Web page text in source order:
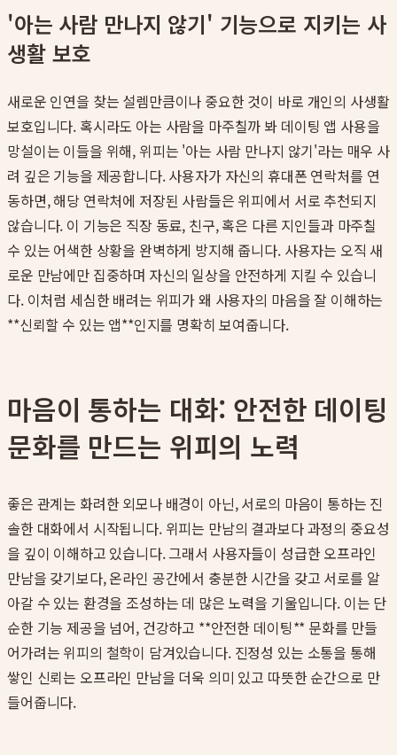
'아는 사람 만나지 않기' 기능으로 지키는 사
생활 보호
새로운 인연을 찾는 설렘만큼이나 중요한 것이 바로 개인의 사생활
보호입니다. 혹시라도 아는 사람을 마주칠까 봐 데이팅 앱 사용을
망설이는 이들을 위해, 위피는 '아는 사람 만나지 않기'라는 매우 사
려 깊은 기능을 제공합니다. 사용자가 자신의 휴대폰 연락처를 연
동하면, 해당 연락처에 저장된 사람들은 위피에서 서로 추천되지
않습니다. 이 기능은 직장 동료, 친구, 혹은 다른 지인들과 마주칠
수 있는 어색한 상황을 완벽하게 방지해 줍니다. 사용자는 오직 새
로운 만남에만 집중하며 자신의 일상을 안전하게 지킬 수 있습니
다. 이처럼 세심한 배려는 위피가 왜 사용자의 마음을 잘 이해하는
**신뢰할 수 있는 앱**인지를 명확히 보여줍니다.
마음이 통하는 대화: 안전한 데이팅
문화를 만드는 위피의 노력
좋은 관계는 화려한 외모나 배경이 아닌, 서로의 마음이 통하는 진
솔한 대화에서 시작됩니다. 위피는 만남의 결과보다 과정의 중요성
을 깊이 이해하고 있습니다. 그래서 사용자들이 성급한 오프라인
만남을 갖기보다, 온라인 공간에서 충분한 시간을 갖고 서로를 알
아갈 수 있는 환경을 조성하는 데 많은 노력을 기울입니다. 이는 단
순한 기능 제공을 넘어, 건강하고 **안전한 데이팅** 문화를 만들
어가려는 위피의 철학이 담겨있습니다. 진정성 있는 소통을 통해
쌓인 신뢰는 오프라인 만남을 더욱 의미 있고 따뜻한 순간으로 만
들어줍니다.